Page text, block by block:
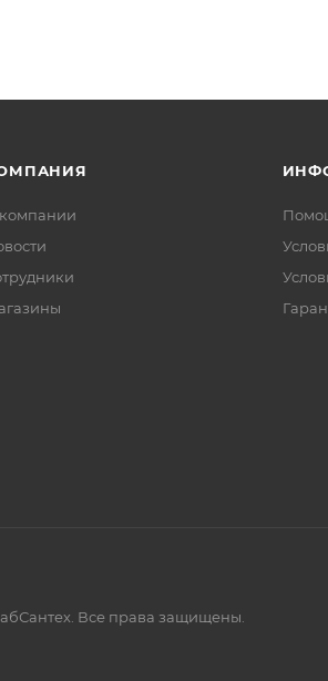
Все права защищены.